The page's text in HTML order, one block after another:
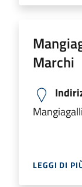
Marchi
LEGGI DI